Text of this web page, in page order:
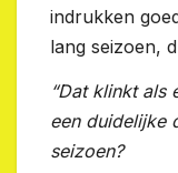
indrukken
lang seizoen,
“Dat klinkt als
een duidelijke
seizoen?